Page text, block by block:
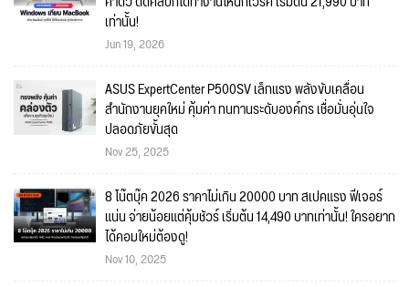
เท่านั้น!
Jun 19, 2026
ASUS ExpertCenter P500SV เล็กแรง พลังขับเคลื่อน
สำนักงานยุคใหม่ คุ้มค่า ทนทานระดับองค์กร เชื่อมั่นอุ่นใจ
ปลอดภัยขั้นสุด
Nov 25, 2025
8 โน๊ตบุ๊ค 2026 ราคาไม่เกิน 20000 บาท สเปคแรง ฟีเจอร์
แน่น จ่ายน้อยแต่คุ้มชัวร์ เริ่มต้น 14,490 บาทเท่านั้น! ใครอยาก
ได้คอมใหม่ต้องดู!
Nov 10, 2025